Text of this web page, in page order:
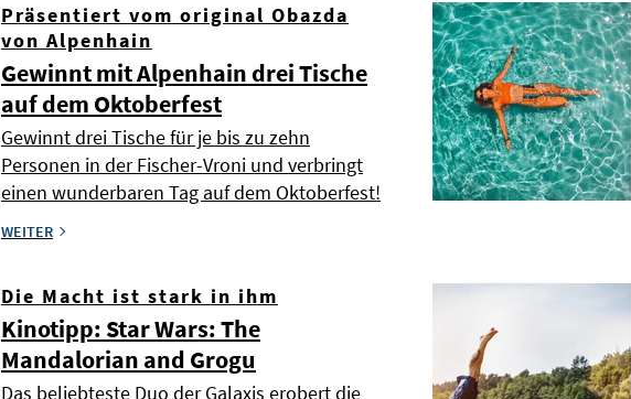
Präsentiert vom original Obazda
von Alpenhain
Gewinnt mit Alpenhain drei Tische
auf dem Oktoberfest
Gewinnt drei Tische für je bis zu zehn
Personen in der Fischer-Vroni und verbringt
einen wunderbaren Tag auf dem Oktoberfest!
WEITER
Die Macht ist stark in ihm
Kinotipp: Star Wars: The
Mandalorian and Grogu
Das beliebteste Duo der Galaxis erobert die